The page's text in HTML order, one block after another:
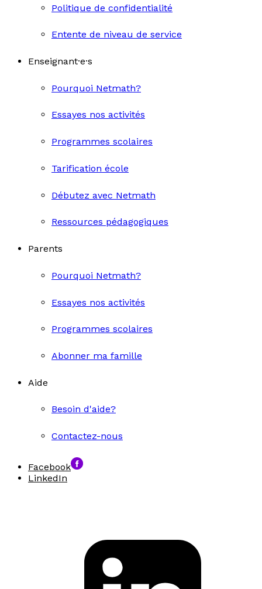
Politique de confidentialité
Entente de niveau de service
Enseignant·e·s
Pourquoi Netmath?
Essayes nos activités
Programmes scolaires
Tarification école
Débutez avec Netmath
Ressources pédagogiques
Parents
Pourquoi Netmath?
Essayes nos activités
Programmes scolaires
Abonner ma famille
Aide
Besoin d'aide?
Contactez-nous
Facebook
LinkedIn